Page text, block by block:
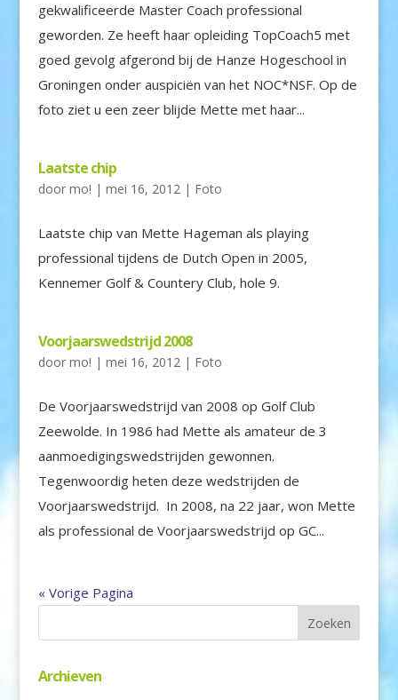
gekwalificeerde Master Coach professional
geworden. Ze heeft haar opleiding TopCoach5 met
goed gevolg afgerond bij de Hanze Hogeschool in
Groningen onder auspiciën van het NOC*NSF. Op de
foto ziet u een zeer blijde Mette met haar...
Laatste chip
door mo! | mei 16, 2012| Foto
Laatste chip van Mette Hageman als playing
professional tijdens de Dutch Open in 2005,
Kennemer Golf & Countery Club, hole 9.
Voorjaarswedstrijd 2008
door mo! | mei 16, 2012| Foto
De Voorjaarswedstrijd van 2008 op Golf Club
Zeewolde. In 1986 had Mette als amateur de 3
aanmoedigingswedstrijden gewonnen.
Tegenwoordig heten deze wedstrijden de
Voorjaarswedstrijd. In 2008, na 22 jaar, won Mette
als professional de Voorjaarswedstrijd op GC...
« Vorige Pagina
Archieven